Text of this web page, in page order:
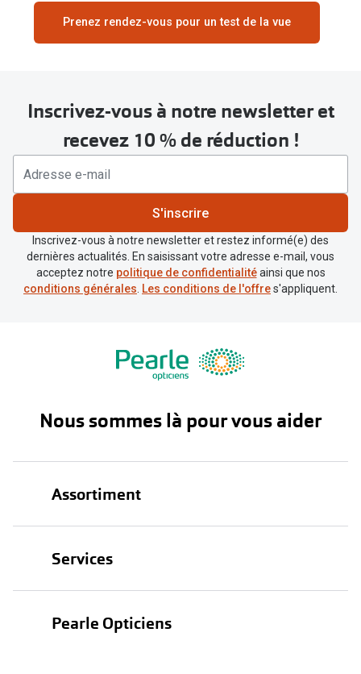
Le nombre de mois pendant lesquels vous êtes
sous contrat à la suite des 2 ans n'a pas
Prenez rendez-vous pour un test de la vue
Inscrivez-vous à notre newsletter et
recevez 10 % de réduction !
S'inscrire
Inscrivez-vous à notre newsletter et restez informé(e) des
dernières actualités. En saisissant votre adresse e-mail, vous
acceptez notre politique de confidentialitéainsi que nos
conditions générales. Les conditions de l'offres'appliquent.
Nous sommes là pour vous aider
Assortiment
Services
Pearle Opticiens